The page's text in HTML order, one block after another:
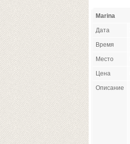
Marina
Дата
Время
Место
Цена
Описание